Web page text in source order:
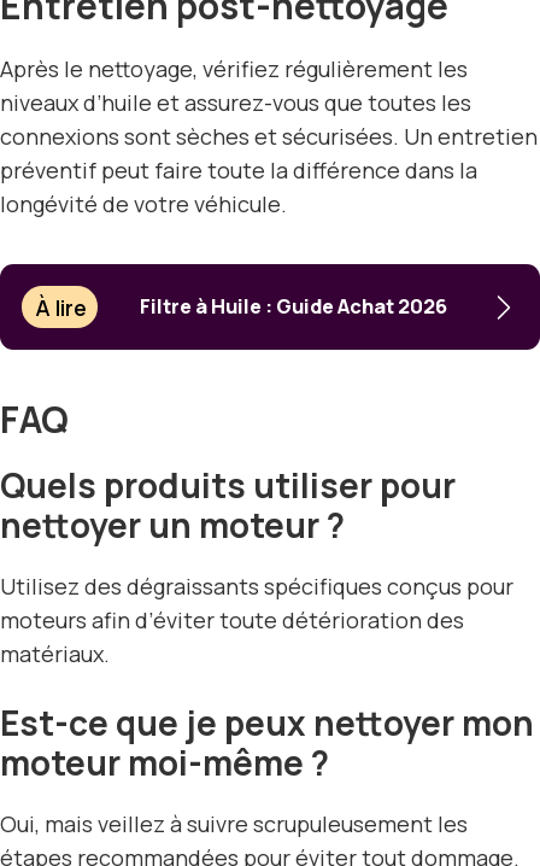
Après le nettoyage, vérifiez régulièrement les
niveaux d’huile et assurez-vous que toutes les
connexions sont sèches et sécurisées. Un entretien
préventif peut faire toute la différence dans la
longévité de votre véhicule.
À lire Filtre à Huile : Guide Achat 2026
FAQ
Quels produits utiliser pour
nettoyer un moteur ?
Utilisez des dégraissants spécifiques conçus pour
moteurs afin d’éviter toute détérioration des
matériaux.
Est-ce que je peux nettoyer mon
moteur moi-même ?
Oui, mais veillez à suivre scrupuleusement les
étapes recommandées pour éviter tout dommage.